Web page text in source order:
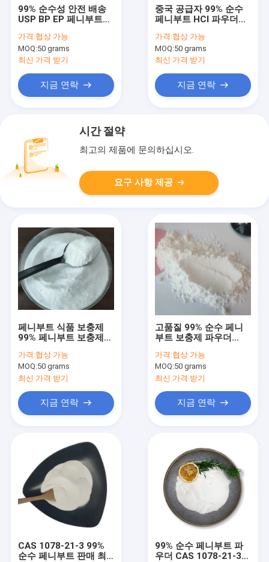
99% 순수성 안전 배송
USP BP EP 페니부트
불산 수분 염화 분말
가격:협상 가능
MOQ:50 grams
최신 가격 받기
지금 연락
중국 공급자 99% 순수
페니부트 HCl 파우더
개선
가격:협상 가능
MOQ:50 grams
최신 가격 받기
지금 연락
시간 절약
최고의 제품에 문의하십시오.
요구 사항 제공
페니부트 식품 보충제
99% 페니부트 보충제
노트로픽 분말
가격:협상 가능
MOQ:50 grams
최신 가격 받기
지금 연락
고품질 99% 순수 페니
부트 보충제 파우더
유럽
가격:협상 가능
MOQ:50 grams
최신 가격 받기
지금 연락
CAS 1078-21-3 99%
순수 페니부트 판매 최
99% 순수 페니부트 파
우더 CAS 1078-21-3